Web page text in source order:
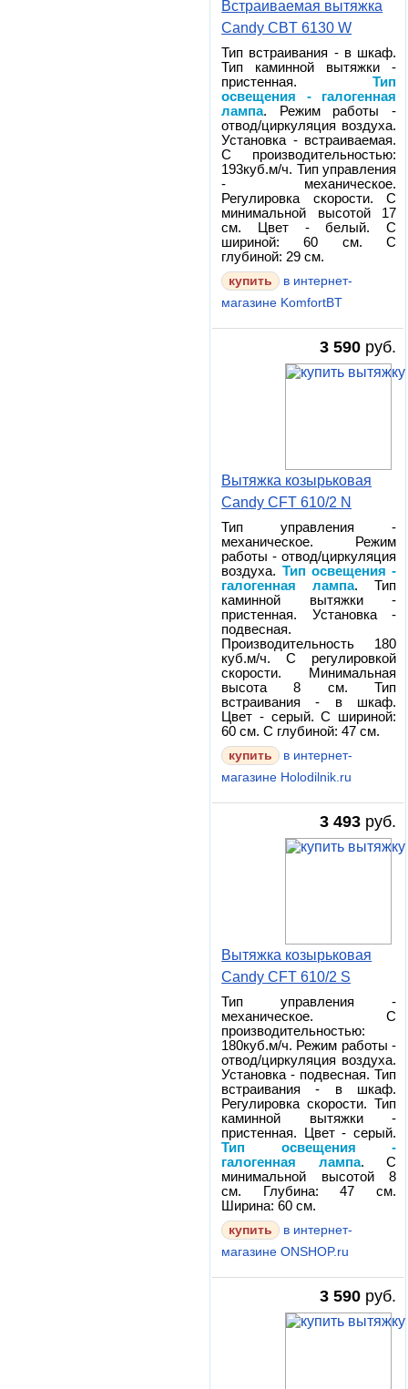
Встраиваемая вытяжка
Candy CBT 6130 W
Тип встраивания - в шкаф.
Тип каминной вытяжки -
пристенная.Тип
освещения - галогенная
лампа. Режим работы -
отвод/циркуляция воздуха.
Установка - встраиваемая.
С производительностью:
193куб.м/ч. Тип управления
- механическое.
Регулировка скорости. С
минимальной высотой 17
см. Цвет - белый. С
шириной: 60 см. С
глубиной: 29 см.
в интернет-
магазине KomfortBT
3 590 руб.
Вытяжка козырьковая
Candy CFT 610/2 N
Тип управления -
механическое. Режим
работы - отвод/циркуляция
воздуха. Тип освещения -
галогенная лампа. Тип
каминной вытяжки -
пристенная. Установка -
подвесная.
Производительность 180
куб.м/ч. С регулировкой
скорости. Минимальная
высота 8 см. Тип
встраивания - в шкаф.
Цвет - серый. С шириной:
60 см. С глубиной: 47 см.
в интернет-
магазине Holodilnik.ru
3 493 руб.
Вытяжка козырьковая
Candy CFT 610/2 S
Тип управления -
механическое. С
производительностью:
180куб.м/ч. Режим работы -
отвод/циркуляция воздуха.
Установка - подвесная. Тип
встраивания - в шкаф.
Регулировка скорости. Тип
каминной вытяжки -
пристенная. Цвет - серый.
Тип освещения -
галогенная лампа. С
минимальной высотой 8
см. Глубина: 47 см.
Ширина: 60 см.
в интернет-
магазине ONSHOP.ru
3 590 руб.